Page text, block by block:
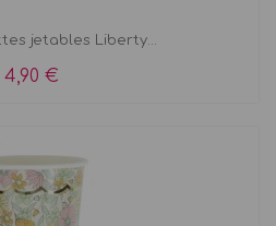
jetables Liberty...
4,90 €